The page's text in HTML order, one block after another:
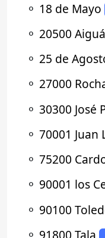
⚬ 18 de Mayo
⚬ 20500 Aiguá
⚬ 25 de
⚬ 27000
⚬ 30300 José
⚬ 70001 Juan
⚬ 75200
⚬ 90001 los
⚬ 90100
⚬ 91800 Tala